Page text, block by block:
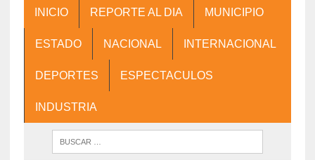
INICIO REPORTE AL DIA MUNICIPIO
ESTADO NACIONAL INTERNACIONAL
DEPORTES ESPECTACULOS
INDUSTRIA